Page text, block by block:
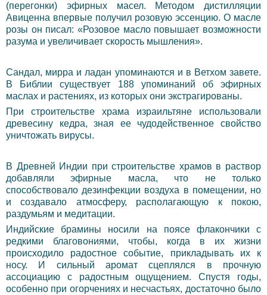
(перегонки) эфирных масел. Методом дистилляции
Авиценна впервые получил розовую эссенцию. О масле
розы он писал: «Розовое масло повышает возможности
разума и увеличивает скорость мышления».
Сандал, мирра и ладан упоминаются и в Ветхом завете.
В Библии существует 188 упоминаний об эфирных
маслах и растениях, из которых они экстрагированы.
При строительстве храма израильтяне использовали
древесину кедра, зная ее чудодейственное свойство
уничтожать вирусы.
В Древней Индии при строительстве храмов в раствор
добавляли эфирные масла, что не только
способствовало дезинфекции воздуха в помещении, но
и создавало атмосферу, располагающую к покою,
раздумьям и медитации.
Индийские брамины носили на поясе флакончики с
редкими благовониями, чтобы, когда в их жизни
происходило радостное событие, прикладывать их к
носу. И сильный аромат сцеплялся в прочную
ассоциацию с радостным ощущением. Спустя годы,
особенно при огорчениях и несчастьях, достаточно было